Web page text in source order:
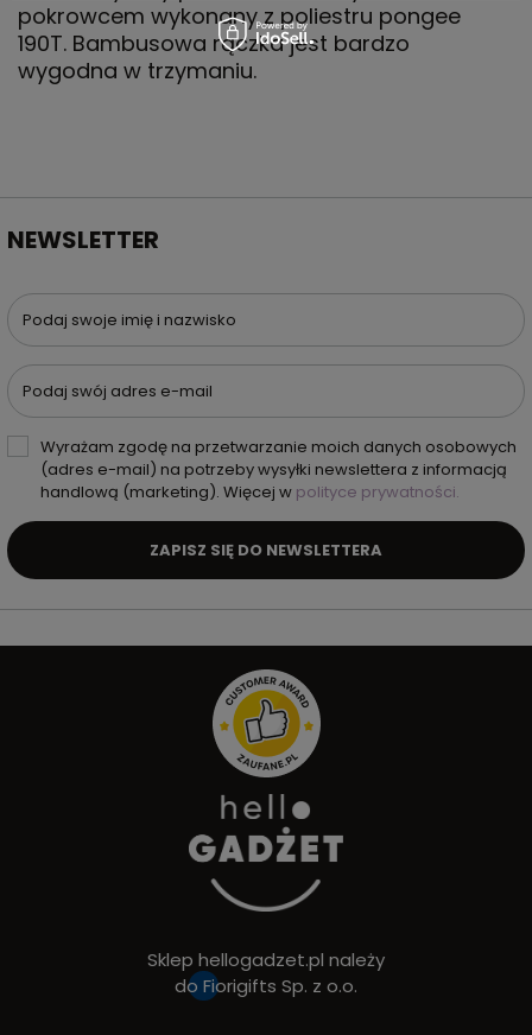
pokrowcem wykonany z poliestru pongee
190T. Bambusowa rączka jest bardzo
wygodna w trzymaniu.
NEWSLETTER
Podaj swoje imię i nazwisko
Podaj swój adres e-mail
Wyrażam zgodę na przetwarzanie moich danych osobowych
(adres e-mail) na potrzeby wysyłki newslettera z informacją
handlową (marketing). Więcej w polityce prywatności.
ZAPISZ SIĘ DO NEWSLETTERA
Sklep hellogadzet.pl należy
do Fiorigifts Sp. z o.o.